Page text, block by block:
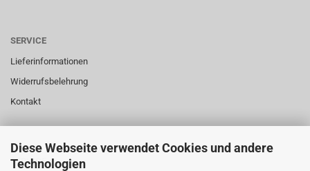
Diese Webseite verwendet Cookies und andere
Technologien
SERVICE
Lieferinformationen
Widerrufsbelehrung
Kontakt
SERVICE